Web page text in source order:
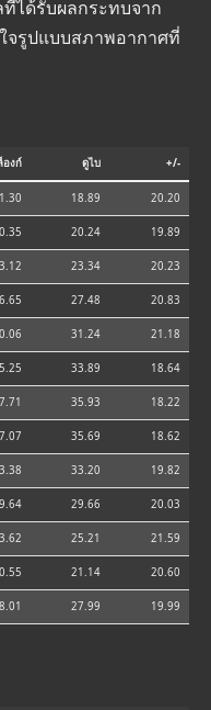
ได้รับผลกระทบจาก
จรูปแบบสภาพอากาศที่
องก์ ดูไบ +/-
18.89 20.20
0.35 20.24 19.89
3.12 23.34 20.23
6.65 27.48 20.83
31.24 21.18
33.89 18.64
35.93 18.22
35.69 18.62
33.20 19.82
9.64 29.66 20.03
3.62 25.21 21.59
0.55 21.14 20.60
8.01 27.99 19.99